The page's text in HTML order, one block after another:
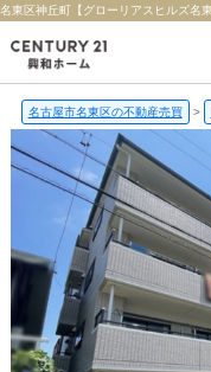
名古屋市名東区の不動産売買 >